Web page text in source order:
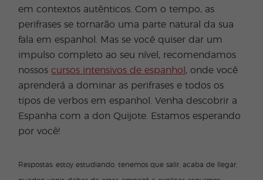
em contextos autênticos. Com o tempo, as
perifrases se tornarão uma parte natural da sua
fala em espanhol. Mas se você quiser dar um
impulso completo ao seu nível, recomendamos
nossoscursos intensivos de espanhol , onde você
aprenderá a dominar as perifrases e todos os
tipos de verbos em espanhol. Venha descobrir a
Espanha com a don Quijote. Estamos esperando
por você!
Respostas: estoy estudiando, tenemos que salir, acaba de llegar,